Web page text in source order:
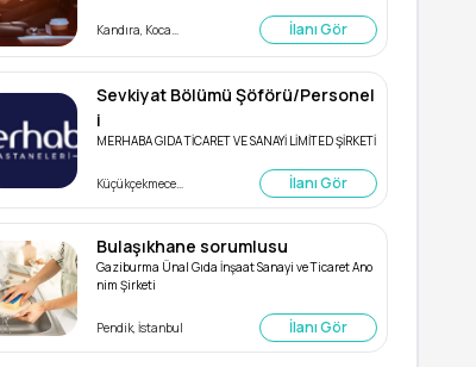
İlanı Gör
Sevkiyat Bölümü Şöförü/Personel
i
MERHABA GIDA TİCARET VE SANAYİ LİMİTED ŞİRKETİ
İlanı Gör
Bulaşıkhane sorumlusu
Gaziburma Ünal Gıda İnşaat Sanayi ve Ticaret Ano
nim Şirketi
Pendik, İstanbul İlanı Gör